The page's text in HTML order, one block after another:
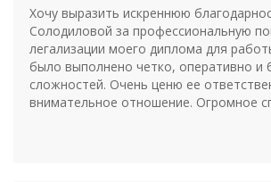
Хочу выразить искреннюю
Солодиловой за профессиональную
легализации моего диплома для
было выполнено четко, оперативно и
сложностей. Очень ценю ее
внимательное отношение. Огромное